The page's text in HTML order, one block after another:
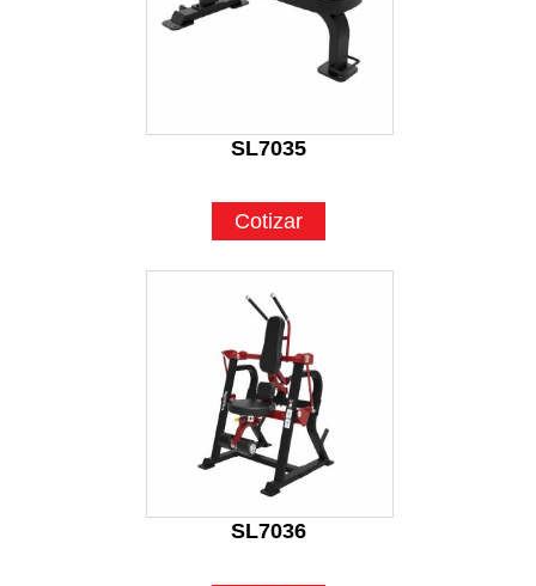
SL7035
Cotizar
SL7036